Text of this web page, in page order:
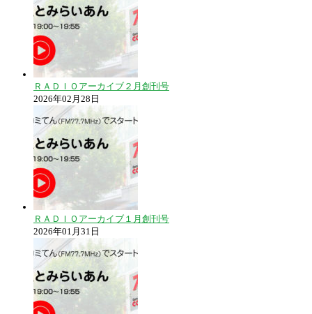
ＲＡＤＩＯアーカイブ２月創刊号
2026年02月28日
ＲＡＤＩＯアーカイブ１月創刊号
2026年01月31日